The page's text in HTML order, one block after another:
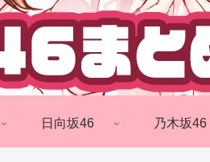
日向坂46 乃木坂46